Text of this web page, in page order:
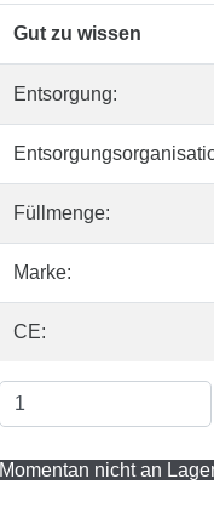
Gut zu wissen
Entsorgung:
Füllmenge:
Marke:
CE:
Momentan nicht an